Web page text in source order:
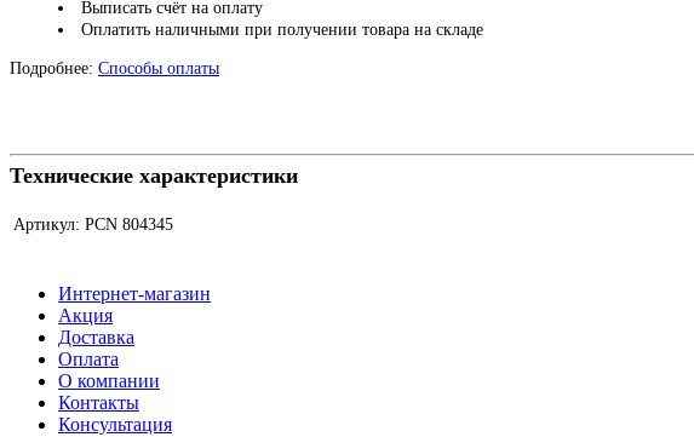
Выписать счёт на оплату
Оплатить наличными при получении товара на складе
Подробнее: Способы оплаты
Технические характеристики
Артикул: PCN 804345
Интернет-магазин
Акция
Доставка
Оплата
О компании
Контакты
Консультация